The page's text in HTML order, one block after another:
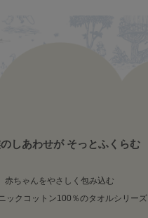
しあわせが そっとふくらむ
赤ちゃんをやさしく包み込む
ックコットン100％のタオルシリーズ